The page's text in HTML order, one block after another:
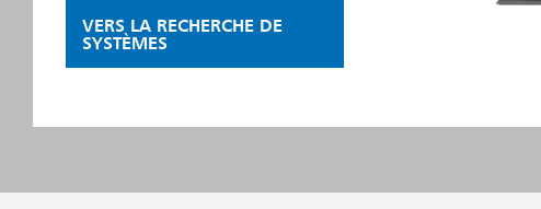
VERS LA RECHERCHE DE
SYSTÈMES